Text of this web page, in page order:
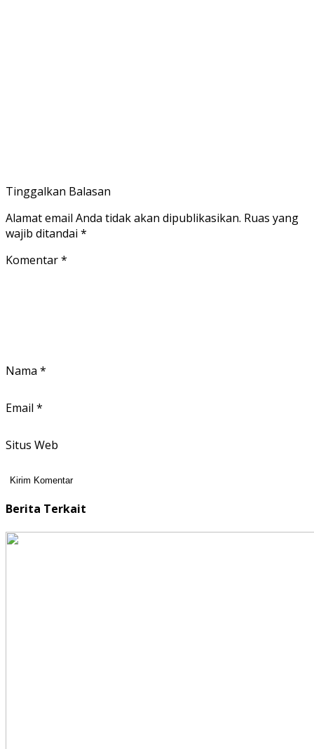
Tinggalkan Balasan
Alamat email Anda tidak akan dipublikasikan. Ruas yang
wajib ditandai *
Komentar*
Nama *
Email *
Situs Web
Berita Terkait